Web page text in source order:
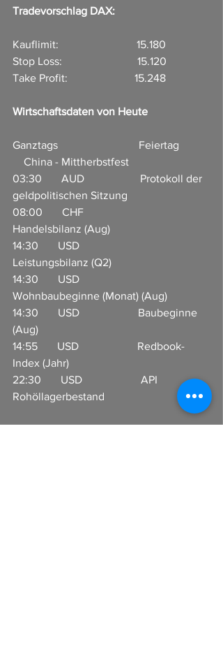
Tradevorschlag DAX:
Kauflimit:                            15.180
Stop Loss:                           15.120
Take Profit:                        15.248
Wirtschaftsdaten von Heute
Ganztags                             Feiertag
    China - Mittherbstfest
03:30       AUD                    Protokoll der
geldpolitischen Sitzung
08:00       CHF
Handelsbilanz (Aug)
14:30       USD
Leistungsbilanz (Q2)
14:30       USD
Wohnbaubeginne (Monat) (Aug)
14:30       USD                     Baubeginne
(Aug)
14:55       USD                     Redbook-
Index (Jahr)
22:30       USD                     API
Rohöllagerbestand